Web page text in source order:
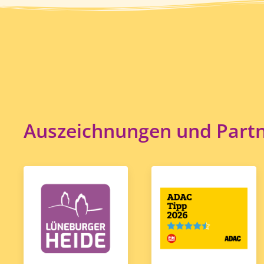
Auszeichnungen und